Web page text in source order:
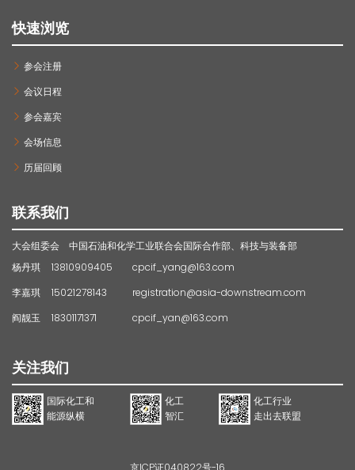
快速浏览
参会注册
会议日程
参会嘉宾
会场信息
历届回顾
联系我们
大会组委会 中国石油和化学工业联合会国际合作部、科技与装备部
杨丹琪
13810909405
cpcif_yang@163.com
李嘉琪
15021278143
registration@asia-downstream.com
阎靓玉
18301171371 cpcif_yan@163.com
关注我们
国际化工和
能源纵横
化工
智汇
化工行业
走出去联盟
京ICP证040822号-16